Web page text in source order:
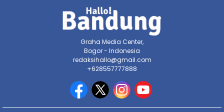
Graha Media Center,
Bogor - Indonesia
redaksihallo@gmail.com
+628557777888